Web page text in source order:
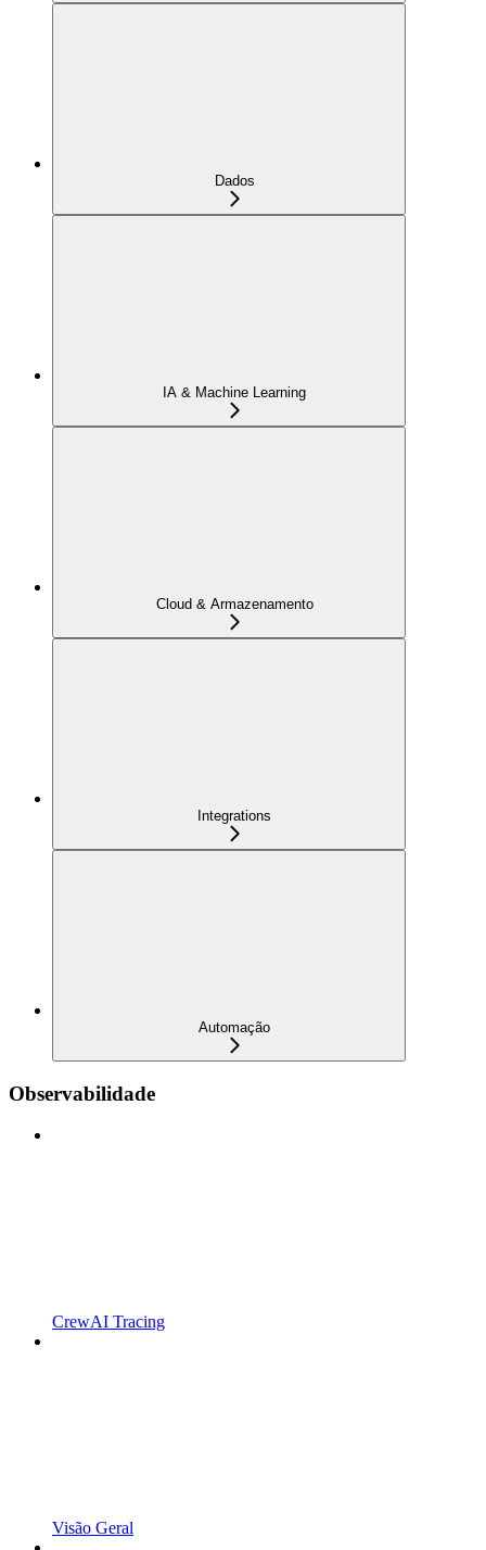
Dados
IA & Machine Learning
Cloud & Armazenamento
Integrations
Automação
Observabilidade
CrewAI Tracing
Visão Geral